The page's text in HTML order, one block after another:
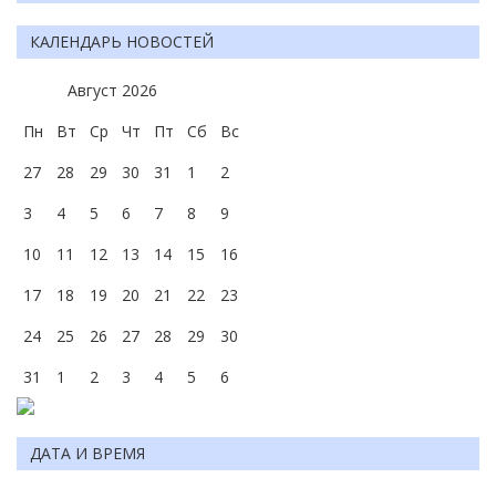
КАЛЕНДАРЬ НОВОСТЕЙ
Август 2026
Пн
Вт Ср Чт Пт Сб
Вс
27
28 29 30 31 1
2
3
4 5 6 7 8
9
10
11 12 13 14 15
16
17
18 19 20 21 22
23
24
25 26 27 28 29
30
31
1 2 3 4 5 6
ДАТА И ВРЕМЯ